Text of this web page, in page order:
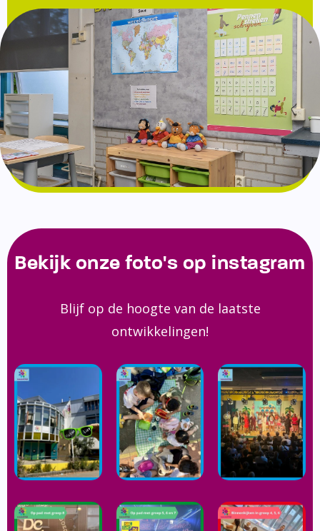
Bekijk onze foto's op instagram
Blijf op de hoogte van de laatste
ontwikkelingen!